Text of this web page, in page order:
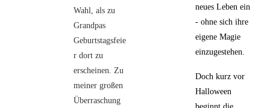
Wahl, als zu
Grandpas
Geburtstagsfeie
r dort zu
erscheinen. Zu
meiner großen
Überraschung
neues Leben ein
- ohne sich ihre
eigene Magie
einzugestehen.
Doch kurz vor
Halloween